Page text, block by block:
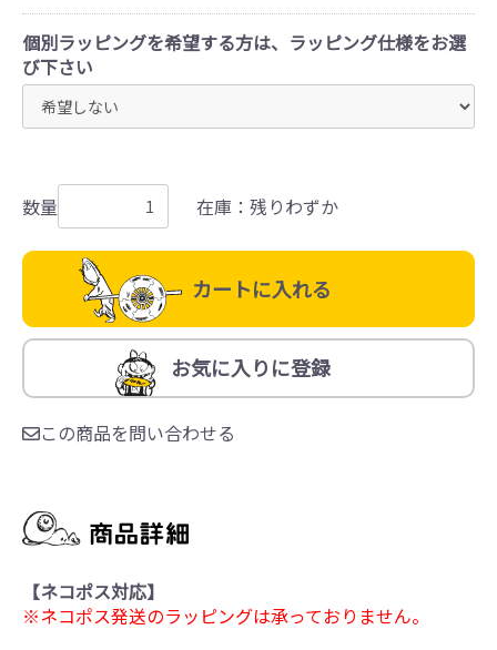
個別ラッピングを希望する方は、ラッピング仕様をお選
び下さい
数量 在庫：残りわずか
カートに入れる
お気に入りに登録
この商品を問い合わせる
【ネコポス対応】
※ネコポス発送のラッピングは承っておりません。